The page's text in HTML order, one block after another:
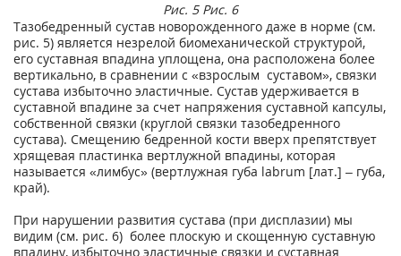
Рис. 5 Рис. 6
Тазобедренный сустав новорожденного даже в норме (см.
рис. 5) является незрелой биомеханической структурой,
его суставная впадина уплощена, она расположена более
вертикально, в сравнении с «взрослым суставом», связки
сустава избыточно эластичные. Сустав удерживается в
суставной впадине за счет напряжения суставной капсулы,
собственной связки (круглой связки тазобедренного
сустава). Смещению бедренной кости вверх препятствует
хрящевая пластинка вертлужной впадины, которая
называется «лимбус» (вертлужная губа labrum [лат.] – губа,
край).
При нарушении развития сустава (при дисплазии) мы
видим (см. рис. 6) более плоскую и скощенную суставную
впадину, избыточно эластичные связки и суставная